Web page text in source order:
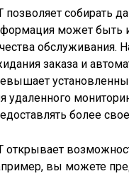
позволяет собирать
может быть
обслуживания.
заказа и
удаленного
более
открывает
вы можете